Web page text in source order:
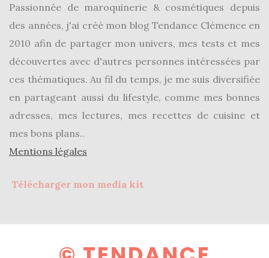
DIY/Recettes
Lecture/Séries
(13)
Vie
quotidienne/Maison
(61)
(502)
Passionnée de maroquinerie & cosmétiques depuis
des années, j'ai créé mon blog Tendance Clémence en
2010 afin de partager mon univers, mes tests et mes
découvertes avec d'autres personnes intéressées par
ces thématiques. Au fil du temps, je me suis diversifiée
en partageant aussi du lifestyle, comme mes bonnes
adresses, mes lectures, mes recettes de cuisine et
mes bons plans..
Mentions légales
Télécharger mon media kit